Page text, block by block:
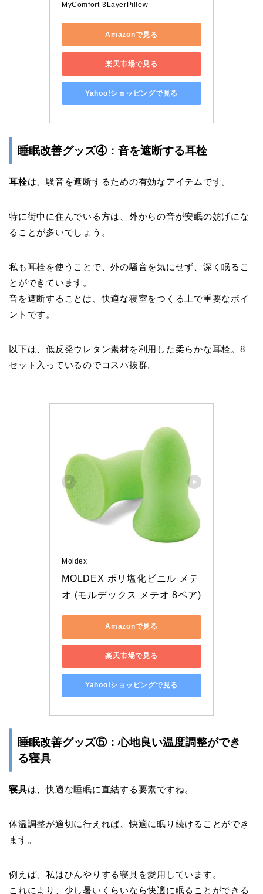
MyComfort-3LayerPillow
Amazonで見る
楽天市場で見る
Yahoo!ショッピングで見る
睡眠改善グッズ④：音を遮断する耳栓
耳栓は、騒音を遮断するための有効なアイテムです。
特に街中に住んでいる方は、外からの音が安眠の妨げにな
ることが多いでしょう。
私も耳栓を使うことで、外の騒音を気にせず、深く眠るこ
とができています。
音を遮断することは、快適な寝室をつくる上で重要なポイ
ントです。
以下は、低反発ウレタン素材を利用した柔らかな耳栓。8
セット入っているのでコスパ抜群。
Moldex
MOLDEX ポリ塩化ビニル メテ
オ (モルデックス メテオ 8ペア)
Amazonで見る
楽天市場で見る
Yahoo!ショッピングで見る
睡眠改善グッズ⑤：心地良い温度調整ができ
る寝具
寝具は、快適な睡眠に直結する要素ですね。
体温調整が適切に行えれば、快適に眠り続けることができ
ます。
例えば、私はひんやりする寝具を愛用しています。
これにより、少し暑いくらいなら快適に眠ることができる